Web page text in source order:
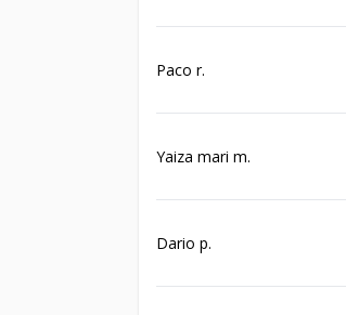
Paco r.
Yaiza mari m.
Dario p.